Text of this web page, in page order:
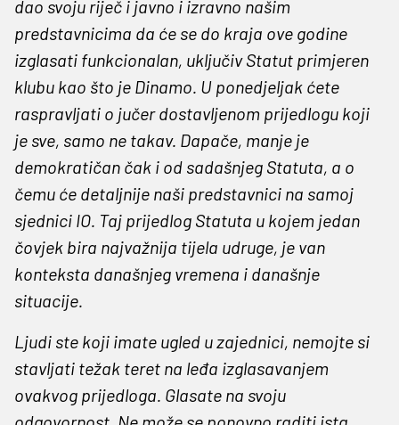
dao svoju riječ i javno i izravno našim
predstavnicima da će se do kraja ove godine
izglasati funkcionalan, uključiv Statut primjeren
klubu kao što je Dinamo. U ponedjeljak ćete
raspravljati o jučer dostavljenom prijedlogu koji
je sve, samo ne takav. Dapače, manje je
demokratičan čak i od sadašnjeg Statuta, a o
čemu će detaljnije naši predstavnici na samoj
sjednici IO. Taj prijedlog Statuta u kojem jedan
čovjek bira najvažnija tijela udruge, je van
konteksta današnjeg vremena i današnje
situacije.
Ljudi ste koji imate ugled u zajednici, nemojte si
stavljati težak teret na leđa izglasavanjem
ovakvog prijedloga. Glasate na svoju